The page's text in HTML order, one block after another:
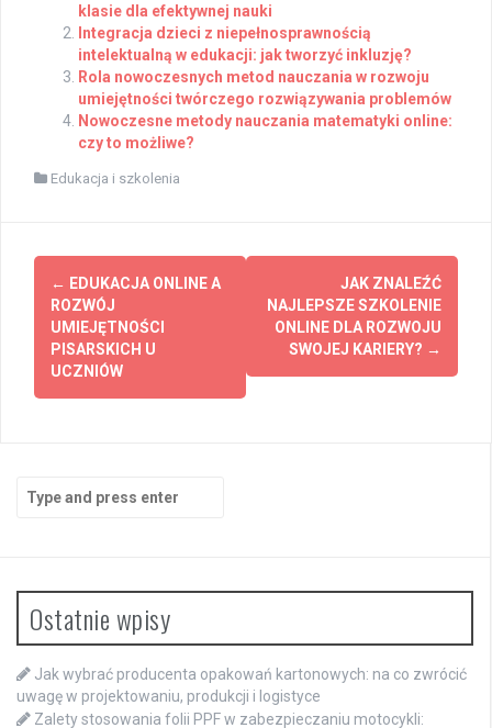
klasie dla efektywnej nauki
Integracja dzieci z niepełnosprawnością
intelektualną w edukacji: jak tworzyć inkluzję?
Rola nowoczesnych metod nauczania w rozwoju
umiejętności twórczego rozwiązywania problemów
Nowoczesne metody nauczania matematyki online:
czy to możliwe?
Edukacja i szkolenia
Post
navigation
← EDUKACJA ONLINE A
ROZWÓJ
UMIEJĘTNOŚCI
PISARSKICH U
UCZNIÓW
JAK ZNALEŹĆ
NAJLEPSZE SZKOLENIE
ONLINE DLA ROZWOJU
SWOJEJ KARIERY? →
for:
Ostatnie wpisy
Jak wybrać producenta opakowań kartonowych: na co zwrócić
uwagę w projektowaniu, produkcji i logistyce
Zalety stosowania folii PPF w zabezpieczaniu motocykli: